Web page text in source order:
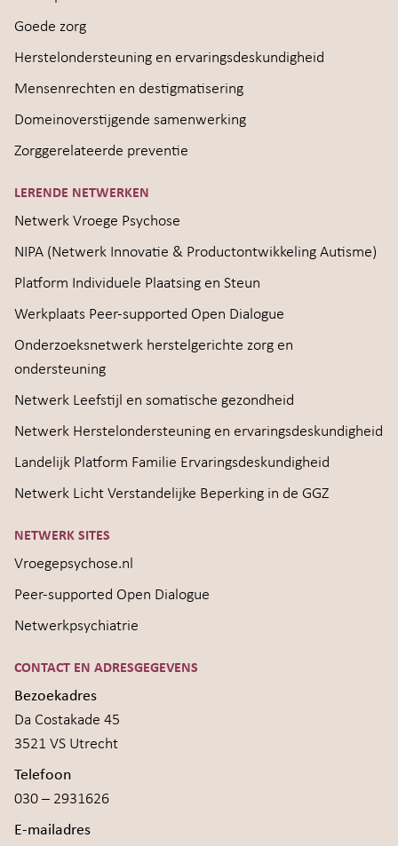
Goede zorg
Herstelondersteuning en ervaringsdeskundigheid
Mensenrechten en destigmatisering
Domeinoverstijgende samenwerking
Zorggerelateerde preventie
LERENDE NETWERKEN
Netwerk Vroege Psychose
NIPA (Netwerk Innovatie & Productontwikkeling Autisme)
Platform Individuele Plaatsing en Steun
Werkplaats Peer-supported Open Dialogue
Onderzoeksnetwerk herstelgerichte zorg en
ondersteuning
Netwerk Leefstijl en somatische gezondheid
Netwerk Herstelondersteuning en ervaringsdeskundigheid
Landelijk Platform Familie Ervaringsdeskundigheid
Netwerk Licht Verstandelijke Beperking in de GGZ
NETWERK SITES
Vroegepsychose.nl
Peer-supported Open Dialogue
Netwerkpsychiatrie
CONTACT EN ADRESGEGEVENS
Bezoekadres
Da Costakade 45
3521 VS Utrecht
Telefoon
030 – 2931626
E-mailadres